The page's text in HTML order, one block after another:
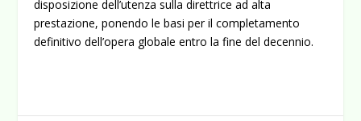
disposizione dell’utenza sulla direttrice ad alta
prestazione, ponendo le basi per il completamento
definitivo dell’opera globale entro la fine del decennio.